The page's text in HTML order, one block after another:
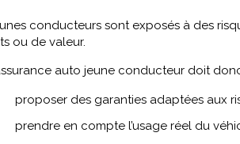
conducteurs sont exposés à des
ou de valeur.
auto jeune conducteur doit
proposer des garanties adaptées aux
prendre en compte l’usage réel du